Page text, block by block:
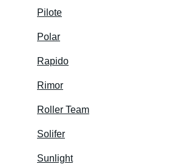
Pilote
Polar
Rapido
Rimor
Roller Team
Solifer
Sunlight